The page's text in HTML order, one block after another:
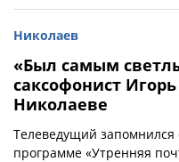
Николаев
«Был самым
саксофонист
Николаеве
Телеведущий
программе «Утренняя